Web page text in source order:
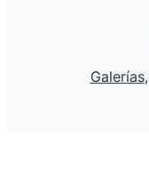
Galerías,